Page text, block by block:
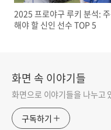
2025 프로야구 루키 분석:
해야 할 신인 선수 TOP 5
화면 속 이야기들
화면으로 이야기들을 나누고
구독하기